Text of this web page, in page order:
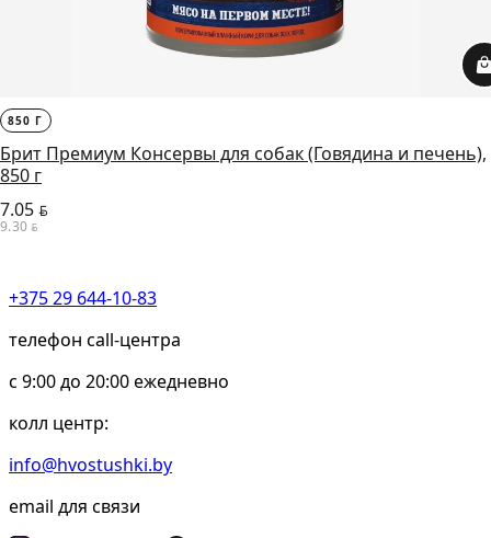
850 Г
Брит Премиум Консервы для собак (Говядина и печень),
850 г
7.05 BYN
9.30 BYN
+375 29 644-10-83
телефон call-центра
c 9:00 до 20:00 ежедневно
колл центр:
info@hvostushki.by
email для связи